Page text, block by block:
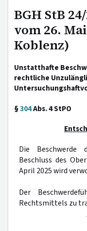
BGH StB
vom 26.
Koblenz)
Unstatthafte
rechtliche
§304Abs. 4 StPO
Die Beschwerde
Beschluss des
April 2025 wird
Der
Rechtsmittels zu